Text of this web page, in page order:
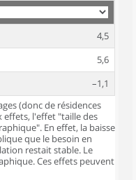
4,5
5,6
–1,1
(donc de résidences
effets, l'effet "taille des
En effet, la baisse
que le besoin en
restait stable. Le
Ces effets peuvent